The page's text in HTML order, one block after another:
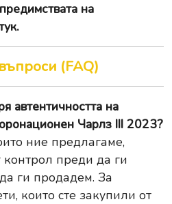
на
(FAQ)
автентичността на
Чарлз III 2023?
ние предлагаме,
контрол преди да ги
ги продадем. За
които сте закупили от